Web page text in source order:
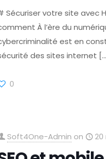
Sécuriser votre site avec
À l’ère du
est en
des sites internet
0
Soft4One-Admin on 20